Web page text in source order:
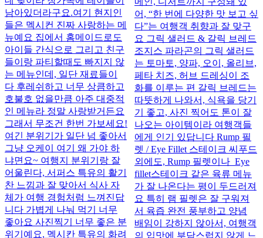
남아있더라구요. ​ 여기 현지인
들은 멕시컨 진짜 사랑하는 메
뉴예요 집에서 홈메이드로도
아이들 간식으로 그리고 친구
들이랑 파티할때도 빠지지 않
는 메뉴인데, 일단 재료들이
다 후레쉬하고 너무 상큼하고
호불호 없을만큼 아주 대중적
인 메뉴라 정말 사랑받거든요 ​
그래서 무조건 한번 가보세요!
여긴 분위기가 일단 넘 좋아서
그냥 오케이 여기 왜 가야 하
냐면요~ 여행지 분위기랑 잘
어울린다, 서퍼스 특유의 활기
찬 느낌과 잘 맞아서 식사 자
체가 여행 경험처럼 느껴진답
니다 가볍게 나눠 먹기 너무
좋아요 사진찍기 너무 좋은 분
위기예요, 멕시칸 특유의 화려
어, “한 번에 다양한 맛 보고 싶
다”는 여행객 취향과 잘 맞구
요 그릭 샐러드 & 갈릭 브레드
조지스 파라곤의 그릭 샐러드
는 토마토, 양파, 오이, 올리브,
페타 치즈, 허브 드레싱이 조
화를 이루는 편 갈릭 브레드는
따뜻하게 나와서, 식욕을 당기
기 좋고, 사진 찍어도 톤이 잘
나오는 아이템이라 여행객들
에게 인기 있답니다 Rump 필
렛 / Eye Fillet 스테이크 씨푸드
외에도, Rump 필렛이나 Eye
fillet스테이크 같은 육류 메뉴
가 잘 나온다는 평이 두드러져
요 특히 램 필렛은 잘 구워져
서 육즙 완전 풍부하고 양념
배임이 강하지 않아서, 여행객
의 입맛에 부담스럽지 않게 느